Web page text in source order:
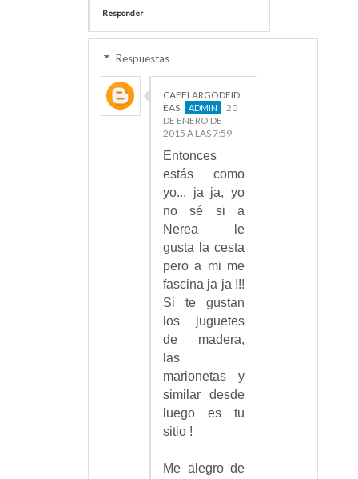
Responder
Respuestas
CAFELARGODEID
EAS
20
DE ENERO DE
2015 A LAS 7:59
Entonces
estás como
yo... ja ja, yo
no sé si a
Nerea le
gusta la cesta
pero a mi me
fascina ja ja !!!
Si te gustan
los juguetes
de madera,
las
marionetas y
similar desde
luego es tu
sitio !
Me alegro de